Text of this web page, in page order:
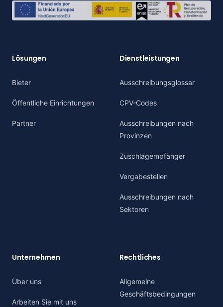
Lösungen
Bieter
Öffentliche Einrichtungen
Partner
Dienstleistungen
Ausschreibungsglossar
CPV-Codes
Ausschreibungen nach
Provinzen
Zuschlagempfänger
Vergabestellen
Ausschreibungen nach
Sektoren
Unternehmen
Über uns
Arbeiten Sie mit uns
Rechtliches
Allgemeine
Geschäftsbedingungen